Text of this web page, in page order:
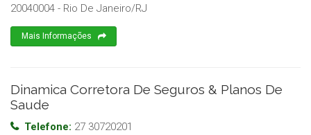
20040004 - Rio De Janeiro/RJ
Mais Informações
Dinamica Corretora De Seguros & Planos De
Saude
Telefone: 27 30720201